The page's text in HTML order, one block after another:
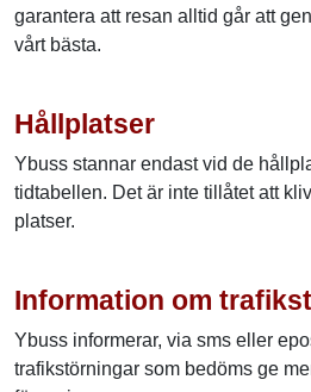
garantera att resan alltid går att
vårt bästa.
Hållplatser
Ybuss stannar endast vid de
tidtabellen. Det är inte tillåtet att
platser.
Information om
Ybuss informerar, via sms eller
trafikstörningar som bedöms ge